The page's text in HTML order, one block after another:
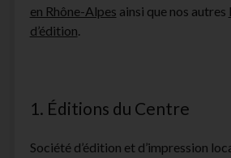
Contact
en Rhône-Alpes ainsi que nos autres
d’édition.
1. Éditions du Centre
Société d’édition et d’impression